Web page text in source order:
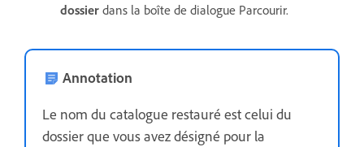
dossier dans la boîte de dialogue Parcourir.
Annotation
Le nom du catalogue restauré est celui du
dossier que vous avez désigné pour la